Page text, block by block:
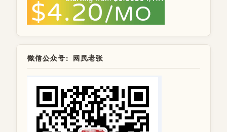
微信公众号：网民老张